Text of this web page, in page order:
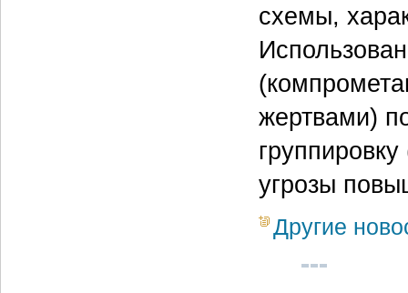
схемы,
жертвами)
угрозы
Другие